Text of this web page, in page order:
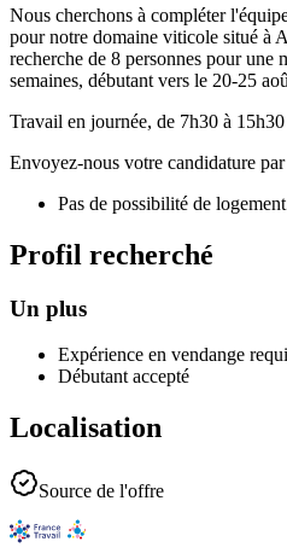
Nous cherchons à compléter
pour notre domaine viticole situé à
recherche de 8 personnes pour une
semaines, débutant vers le 20-25
Travail en journée, de 7h30 à
Envoyez-nous votre candidature
Pas de possibilité de
Profil recherché
Un plus
Expérience en vendange
Débutant accepté
Localisation
Source de l'offre